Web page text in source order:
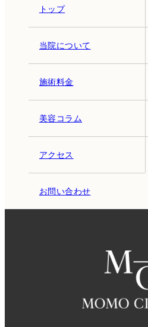
トップ
当院について
施術料金
美容コラム
アクセス
お問い合わせ